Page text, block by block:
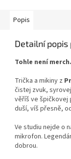
Popis
Detailní popis
Tohle není
Trička a mikiny z
čistej zvuk,
věříš ve špičkovej
duší, víš přesně,
Ve studiu nejde o
mikrofon.
dobrou.